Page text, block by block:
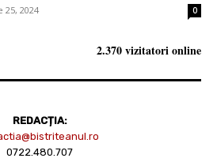
2024 0
2.370 vizitatori online
REDACȚIA:
0722.480.707